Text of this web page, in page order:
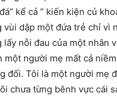
kể cả ” kiến kiện củ
vùi dập một đứa trẻ chỉ vì
lấy nỗi đau của một nhân
một người mẹ mất cả
đối. Tôi là một người mẹ
chưa từng bênh vực cái